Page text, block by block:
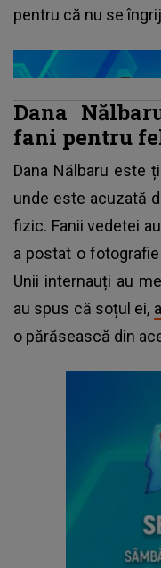
pentru că nu se
Dana
fani pentru
Dana Nălbaru este
unde este acuzată
fizic. Fanii vedetei
a postat o
Unii internauți au
au spus că soțul ei,
o părăsească din